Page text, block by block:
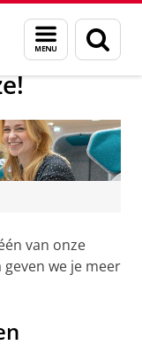
Menu
en
zoeken
van onze
we je meer